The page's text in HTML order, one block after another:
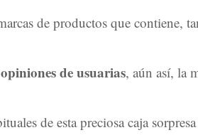
de productos que contiene,
opiniones de usuarias, aún así, la
de esta preciosa caja